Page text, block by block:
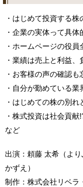
・はじめて投資する株
・企業の実体って具
・ホームページの役
・業績は売上と利益、
・お客様の声の確認も
・自分が勤めている
・はじめての株の別れ
・株式投資は社会貢献
など
出演：頼藤 太希（よ
かずえ）
制作：株式会社リベラ